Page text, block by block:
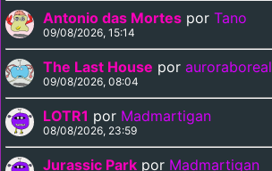
Antonio das Mortes por Tano
09/08/2026, 15:14
The Last House por auroraboreal
09/08/2026, 08:04
LOTR1 por Madmartigan
08/08/2026, 23:59
Jurassic Park por Madmartigan